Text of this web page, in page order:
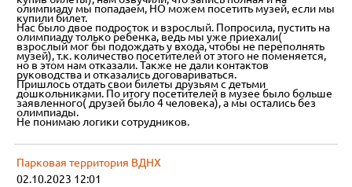
олимпиаду мы попадаем, НО можем посетить музей, если мы
купили билет.
Нас было двое подросток и взрослый. Попросила, пустить на
олимпиаду только ребенка, ведь мы уже приехали(
взрослый мог бы подождать у входа, чтобы не переполнять
музей), т.к. количество посетителей от этого не поменяется,
но в этом нам отказали. Также не дали контактов
руководства и отказались договариваться.
Пришлось отдать свои билеты друзьям с детьми
дошкольниками. По итогу посетителей в музее было больше
заявленного( друзей было 4 человека), а мы остались без
олимпиады.
Не понимаю логики сотрудников.
Парковая территория ВДНХ
02.10.2023 12:01